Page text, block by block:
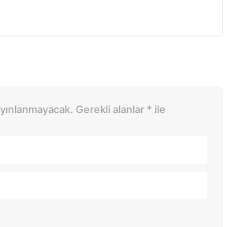
Gerekli alanlar * ile